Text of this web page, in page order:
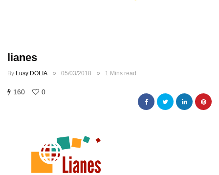
lianes
By Lusy DOLIA 05/03/2018 1 Mins read
160 0